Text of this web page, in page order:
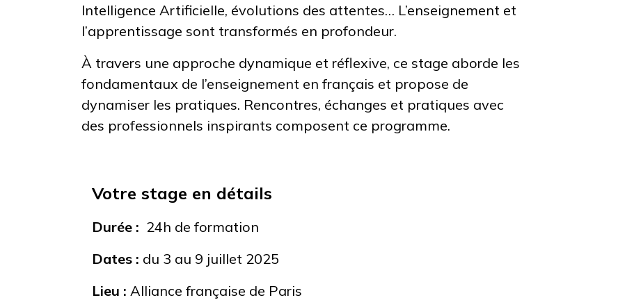
Intelligence Artificielle, évolutions des attentes… L’enseignement et
l’apprentissage sont transformés en profondeur.
À travers une approche dynamique et réflexive, ce stage aborde les
fondamentaux de l’enseignement en français et propose de
dynamiser les pratiques. Rencontres, échanges et pratiques avec
des professionnels inspirants composent ce programme.
Votre stage en détails
Durée : 24h de formation
Dates : du 3 au 9 juillet 2025
Lieu : Alliance française de Paris